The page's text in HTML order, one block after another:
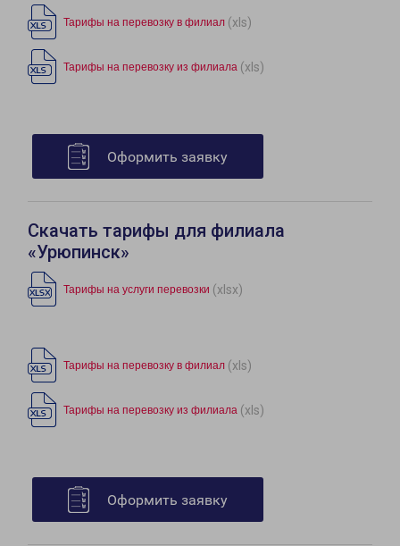
Тарифы на перевозку в филиал (xls)
Тарифы на перевозку из филиала (xls)
Оформить заявку
Скачать тарифы для филиала
«Урюпинск»
Тарифы на услуги перевозки (xlsx)
Тарифы на перевозку в филиал (xls)
Тарифы на перевозку из филиала (xls)
Оформить заявку